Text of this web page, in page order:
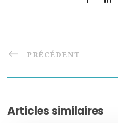
PRÉCÉDENT
Articles similaires